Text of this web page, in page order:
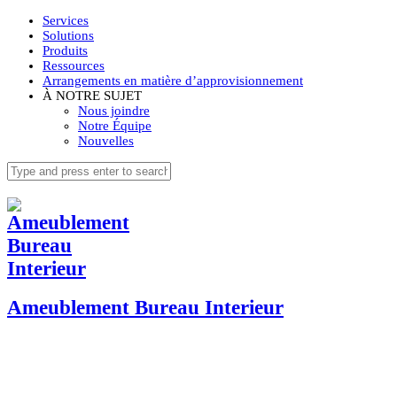
Services
Solutions
Produits
Ressources
Arrangements en matière d’approvisionnement
À NOTRE SUJET
Nous joindre
Notre Équipe
Nouvelles
Ameublement Bureau Interieur